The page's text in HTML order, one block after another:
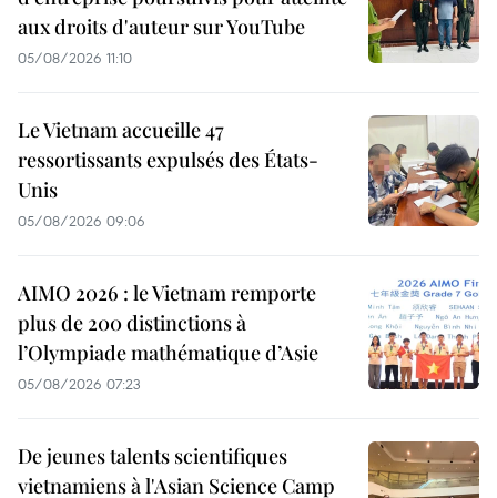
aux droits d'auteur sur YouTube
05/08/2026 11:10
Le Vietnam accueille 47
ressortissants expulsés des États-
Unis
05/08/2026 09:06
AIMO 2026 : le Vietnam remporte
plus de 200 distinctions à
l’Olympiade mathématique d’Asie
05/08/2026 07:23
De jeunes talents scientifiques
vietnamiens à l'Asian Science Camp